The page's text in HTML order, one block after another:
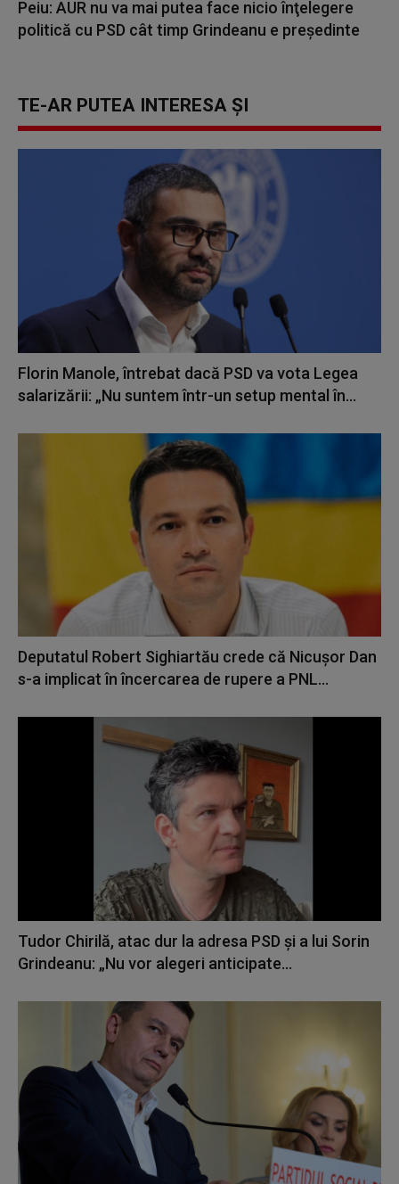
Peiu: AUR nu va mai putea face nicio înţelegere
politică cu PSD cât timp Grindeanu e preşedinte
TE-AR PUTEA INTERESA ȘI
Florin Manole, întrebat dacă PSD va vota Legea
salarizării: „Nu suntem într-un setup mental în...
Deputatul Robert Sighiartău crede că Nicușor Dan
s-a implicat în încercarea de rupere a PNL...
Tudor Chirilă, atac dur la adresa PSD și a lui Sorin
Grindeanu: „Nu vor alegeri anticipate...